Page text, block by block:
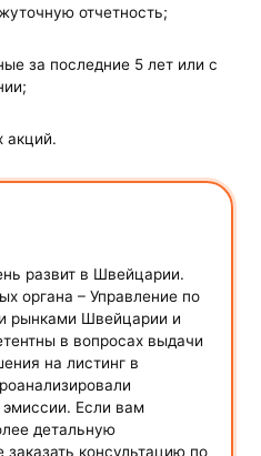
отчетность;
за последние 5 лет или с
акций.
развит в Швейцарии.
органа – Управление по
рынками Швейцарии и
в вопросах выдачи
на листинг в
эмиссии. Если вам
детальную
консультацию по